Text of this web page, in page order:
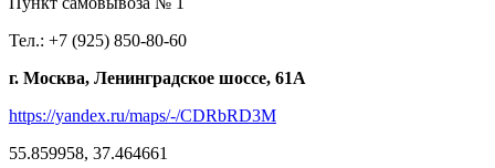
Тел.: +7 (925) 850-80-60
г. Москва, Ленинградское шоссе, 61А
https://yandex.ru/maps/-/CDRbRD3M
55.859958, 37.464661